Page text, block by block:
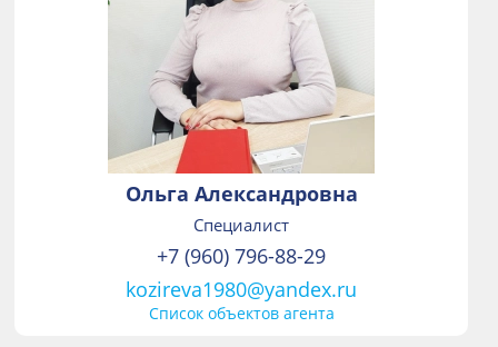
Ольга Александровна
Специалист
+7 (960) 796-88-29
kozireva1980@yandex.ru
Список объектов агента